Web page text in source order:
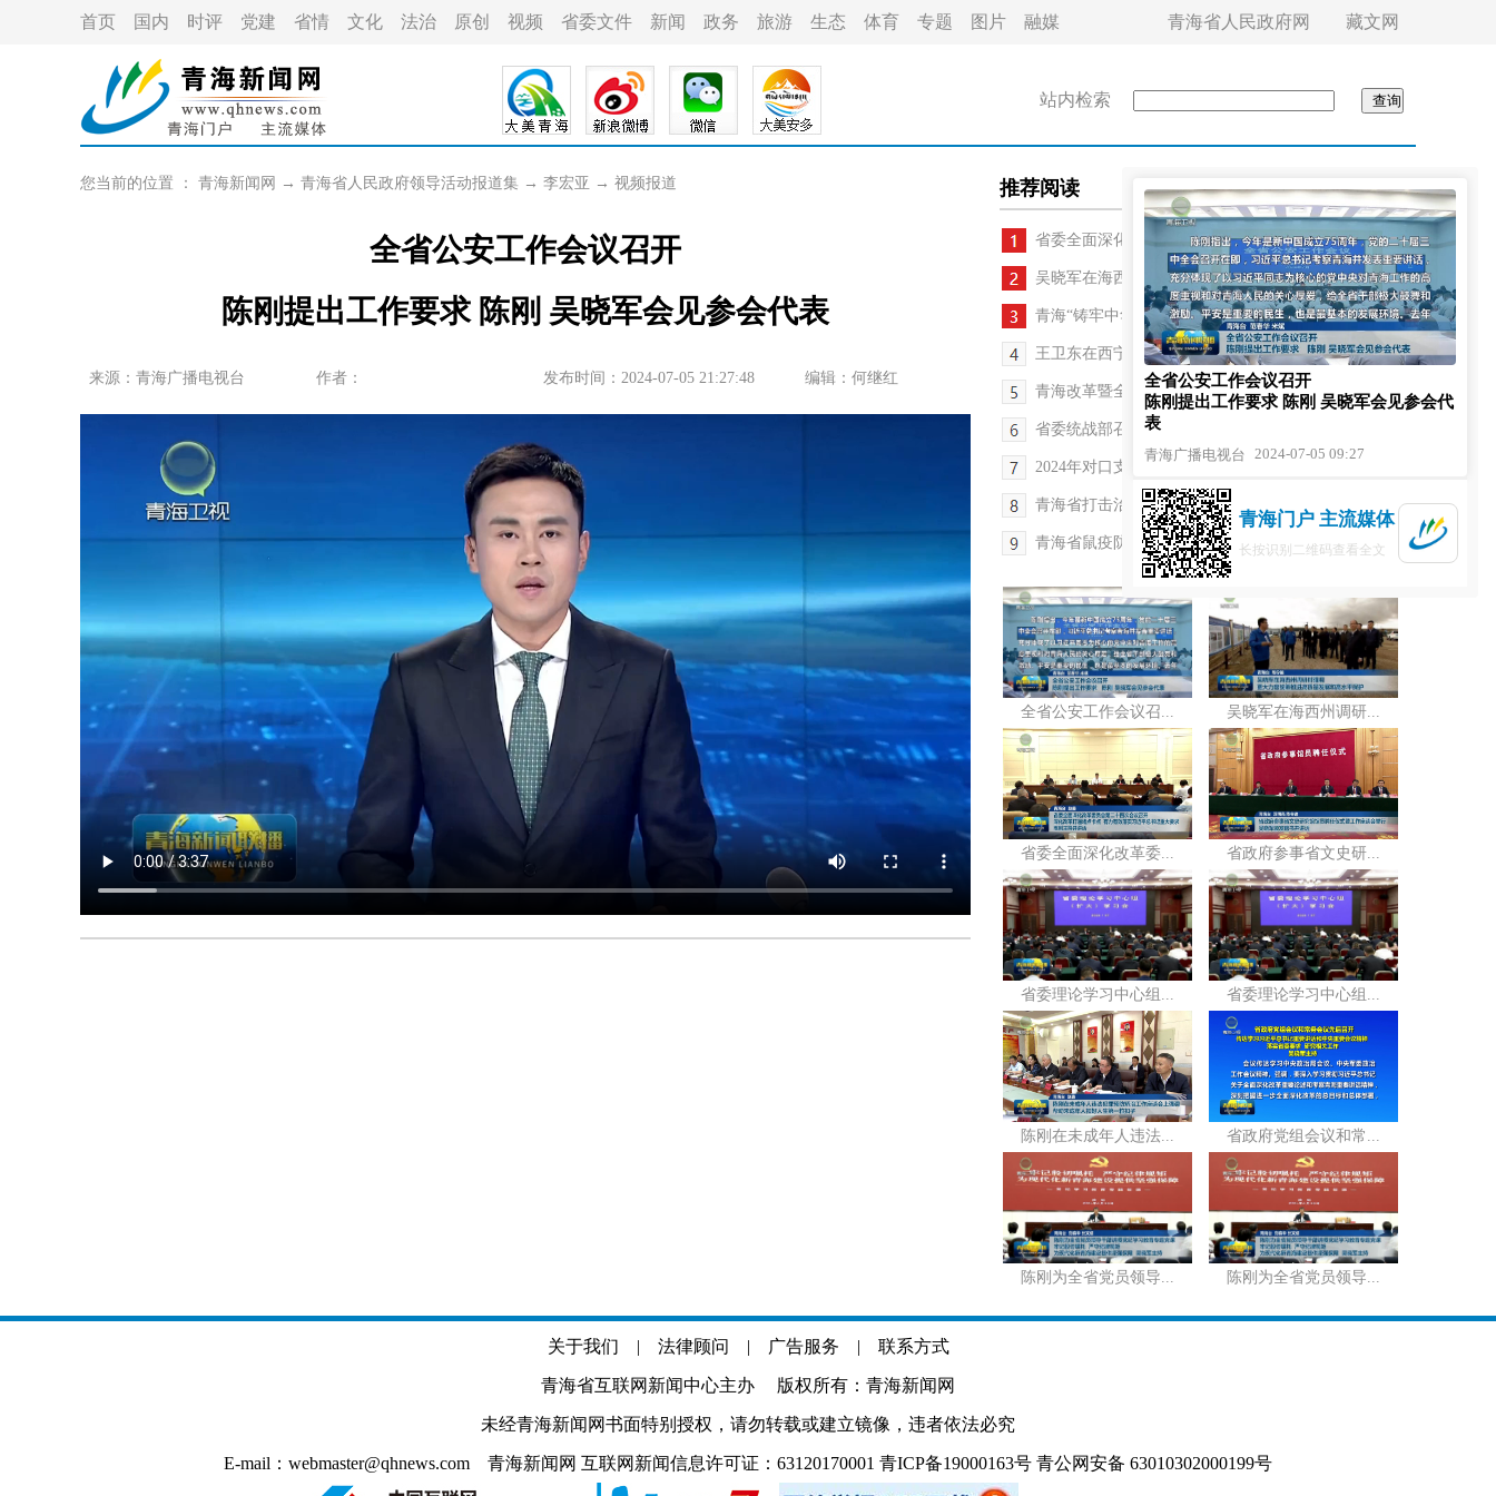
首页 国内 时评 党建 省情 文化 法治 原创 视频 省委文件 新闻 政务 旅游 生态 体育 专题 图片 融媒 青海省人民政府网 藏文网
站内检索
您当前的位置 ： 青海新闻网 → 青海省人民政府领导活动报道集 → 李宏亚 → 视频报道
全省公安工作会议召开
陈刚提出工作要求 陈刚 吴晓军会见参会代表
来源：青海广播电视台 作者： 发布时间：2024-07-05 21:27:48 编辑：何继红
推荐阅读
省委全面深化改革委员会第二十四次会议召开
吴晓军在海西蒙古族藏族自治州德令哈市调研
青海“铸牢中华民族共同体意识”文学笔会开幕
王卫东在西宁市城东区开展接访下访工作
青海改革暨全省党校系统智库联盟研讨会召开
省委统战部召开党外人士通报会
2024年对口支援青海民族大学工作联席会议召开
青海省打击治理电信网络诈骗工作视频会议召开
青海省鼠疫防控专题视频会议召开
全省公安工作会议召...
省委全面深化改革委...
省委理论学习中心组...
陈刚在未成年人违法...
陈刚为全省党员领导...
吴晓军在海西州调研...
省政府参事省文史研...
省委理论学习中心组...
省政府党组会议和常...
陈刚为全省党员领导...
关于我们 | 法律顾问 | 广告服务 | 联系方式
青海省互联网新闻中心主办 版权所有：青海新闻网
未经青海新闻网书面特别授权，请勿转载或建立镜像，违者依法必究
E-mail：webmaster@qhnews.com 青海新闻网 互联网新闻信息许可证：63120170001 青ICP备19000163号 青公网安备 63010302000199号
全省公安工作会议召开
陈刚提出工作要求 陈刚 吴晓军会见参会代
表
青海广播电视台 2024-07-05 09:27
青海门户 主流媒体
长按识别二维码查看全文